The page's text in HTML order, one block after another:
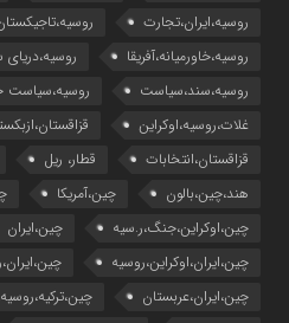
روسیه،ایران،تجارت
روسیه،خاورمیانه،آفریقا
روسیه،سند،سیاست
روسیه،سیاست
غلات،روسیه،اوکراین
قزاقستان،انتخابات
قطار، ریل
هند،چین،بالون
چین،آمریکا
چین،اوکراین،جنگ،ر.سیه
چین،ایران
چین،ایران،اوکراین،روسیه
چین،ایران،عربستان